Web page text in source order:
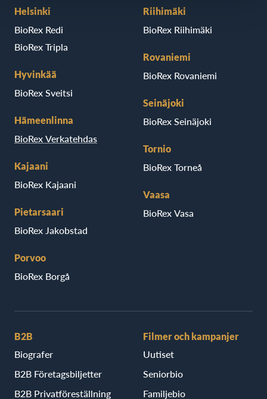
Helsinki
BioRex Redi
BioRex Tripla
Hyvinkää
BioRex Sveitsi
Hämeenlinna
BioRex Verkatehdas
Kajaani
BioRex Kajaani
Pietarsaari
BioRex Jakobstad
Porvoo
BioRex Borgå
Riihimäki
BioRex Riihimäki
Rovaniemi
BioRex Rovaniemi
Seinäjoki
BioRex Seinäjoki
Tornio
BioRex Torneå
Vaasa
BioRex Vasa
B2B
Biografer
B2B Företagsbiljetter
B2B Privatföreställning
Filmer och kampanjer
Uutiset
Seniorbio
Familjebio